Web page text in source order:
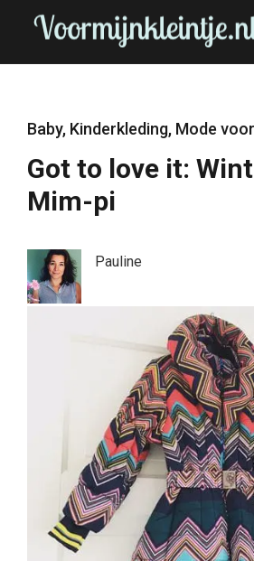
Baby, Kinderkleding, Mode
Got to love it:
Mim-pi
Pauline